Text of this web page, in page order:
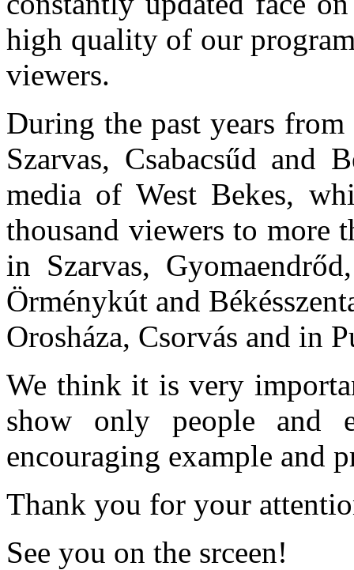
high quality of our
viewers.
During the past years
Szarvas, Csabacsűd and
media of West Bekes,
thousand viewers to more
in Szarvas,
Örménykút and
Orosháza, Csorvás and in
We think it is very
show only people and
encouraging example and
Thank you for your
See you on the srceen!